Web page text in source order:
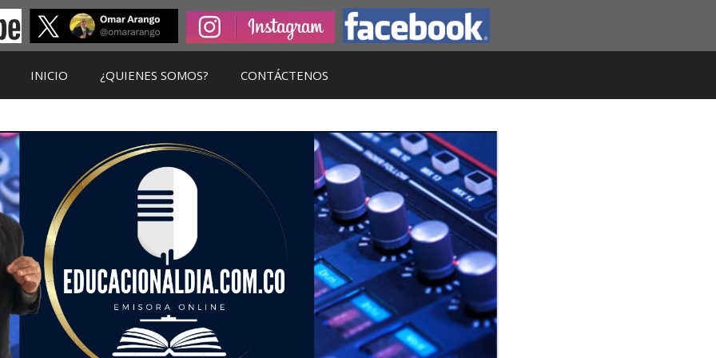
INICIO ¿QUIENES SOMOS? CONTÁCTENOS